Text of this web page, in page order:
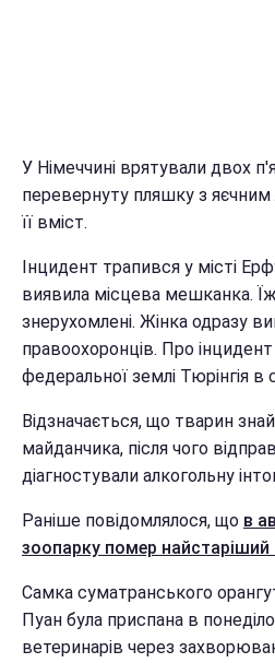
У Німеччині врятували двох
перевернуту пляшку з яєчним
її вміст.
Інцидент трапився у місті
виявила місцева мешканка.
знерухомлені. Жінка одразу
правоохоронців. Про інцидент
федеральної землі Тюрінгія
Відзначається, що тварин
майданчика, після чого
діагностували алкогольну
Раніше повідомлялося, що в
зоопарку помер найстаріший
Самка суматранського
Пуан була приспана в
ветеринарів через